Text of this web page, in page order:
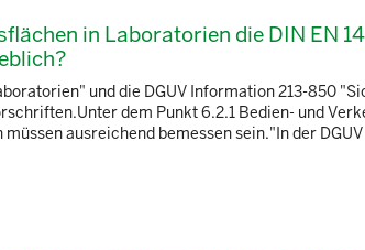
in Laboratorien die DIN EN
und die DGUV Information 213-850
dem Punkt 6.2.1 Bedien- und
ausreichend bemessen sein."In der